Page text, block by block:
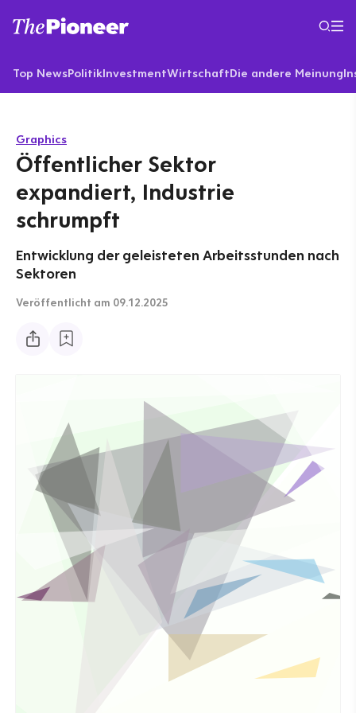
Top NewsPolitikInvestmentWirtschaftDie andere Meinung
Graphics
Öffentlicher Sektor
expandiert, Industrie
schrumpft
Entwicklung der geleisteten Arbeitsstunden nach
Sektoren
Veröffentlicht am 09.12.2025